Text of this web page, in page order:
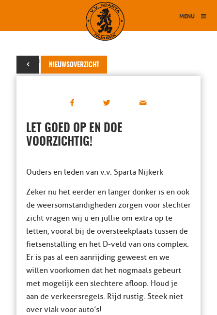
MENU
NIEUWSOVERZICHT
23 november 2019
LET GOED OP EN DOE
VOORZICHTIG!
Ouders en leden van v.v. Sparta Nijkerk
Zeker nu het eerder en langer donker is en ook
de weersomstandigheden zorgen voor slechter
zicht vragen wij u en jullie om extra op te
letten, vooral bij de oversteekplaats tussen de
fietsenstalling en het D-veld van ons complex.
Er is pas al een aanrijding geweest en we
willen voorkomen dat het nogmaals gebeurt
met mogelijk een slechtere afloop. Houd je
aan de verkeersregels. Rijd rustig. Steek niet
over vlak voor auto’s!